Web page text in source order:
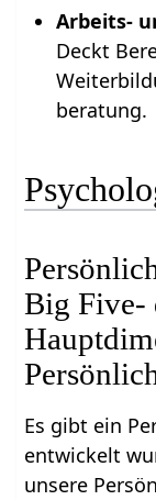
Arbeits-
Deckt
beratung.
Big Five-
Es gibt ein
entwickelt
unsere